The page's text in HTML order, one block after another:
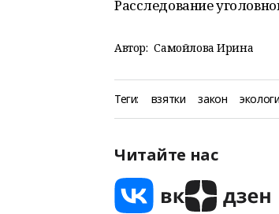
Расследование
Автор: Самойлова Ирина
Теги: взятки закон
Читайте нас